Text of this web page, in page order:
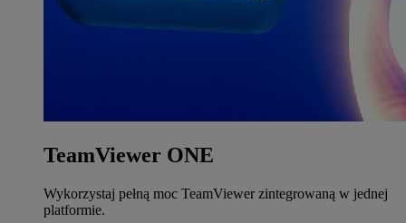
TeamViewer ONE
Wykorzystaj pełną moc TeamViewer zintegrowaną w jednej
platformie.